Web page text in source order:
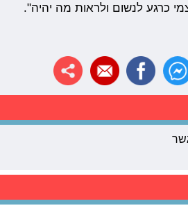
כרגע לנשום ולראות מה יהיה".